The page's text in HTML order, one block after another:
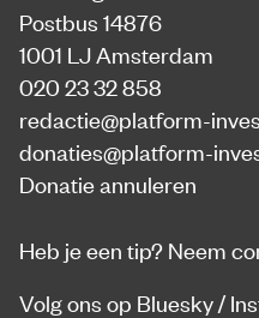
Postbus 14876
1001 LJ Amsterdam
020 23 32 858
redactie@platform-
donaties@platform-
Donatie annuleren
Heb je een tip? Neem
Volg ons op Bluesky/